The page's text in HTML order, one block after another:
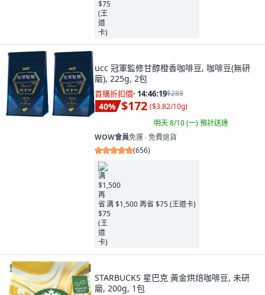
ucc 冠軍監修甘醇橙香咖啡豆, 咖啡豆(無研
磨), 225g, 2包
首購折扣價· 14:46:17$288
40% $172 ($3.82/10g)
明天 8/10 (一)預計送達
WOW會員免運 ∙ 免費退貨
(656)
满 $1,500 再省 $75 (王道卡)
STARBUCKS 星巴克 黃金烘焙咖啡豆, 未研
磨, 200g, 1包